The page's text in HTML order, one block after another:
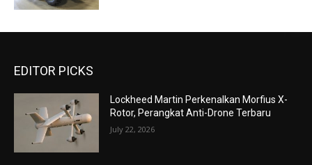
EDITOR PICKS
Lockheed Martin Perkenalkan Morfius X-
Rotor, Perangkat Anti-Drone Terbaru
July 22, 2026